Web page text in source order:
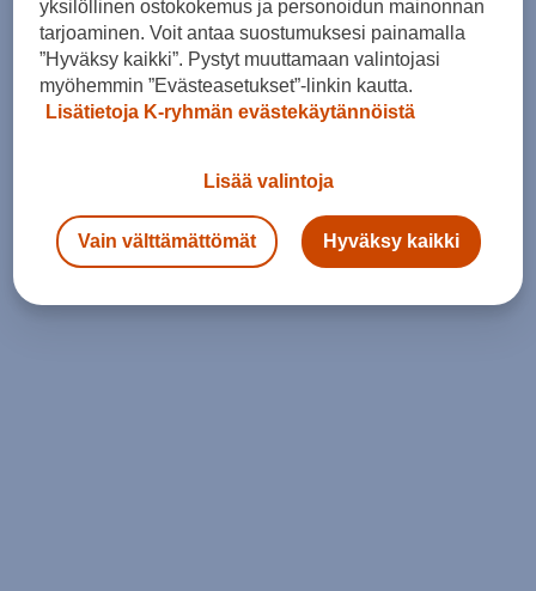
yksilöllinen ostokokemus ja personoidun mainonnan
tarjoaminen. Voit antaa suostumuksesi painamalla
”Hyväksy kaikki”. Pystyt muuttamaan valintojasi
myöhemmin ”Evästeasetukset”-linkin kautta.
Lisätietoja K-ryhmän evästekäytännöistä
Lisää valintoja
Vain välttämättömät Hyväksy kaikki